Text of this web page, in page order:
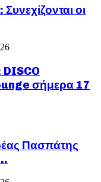
οι
σήμερα 17
Πασπάτης